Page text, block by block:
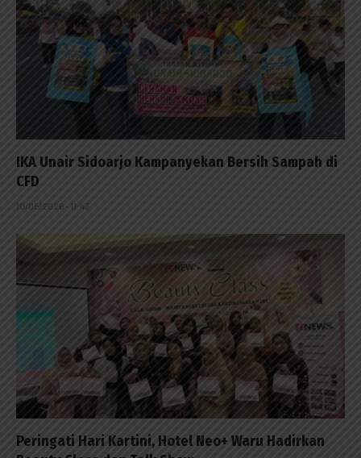
IKA Unair Sidoarjo Kampanyekan Bersih Sampah di
CFD
10/05/2026 - 11:43
Peringati Hari Kartini, Hotel Neo+ Waru Hadirkan